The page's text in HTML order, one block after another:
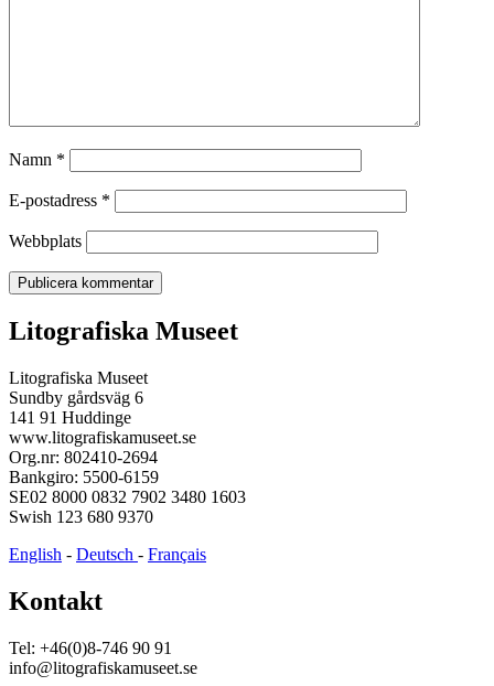
Namn *
E-postadress *
Webbplats
Litografiska Museet
Litografiska Museet
Sundby gårdsväg 6
141 91 Huddinge
www.litografiskamuseet.se
Org.nr: 802410-2694
Bankgiro: 5500-6159
SE02 8000 0832 7902 3480 1603
Swish 123 680 9370
English - Deutsch - Français
Kontakt
Tel: +46(0)8-746 90 91
info@litografiskamuseet.se